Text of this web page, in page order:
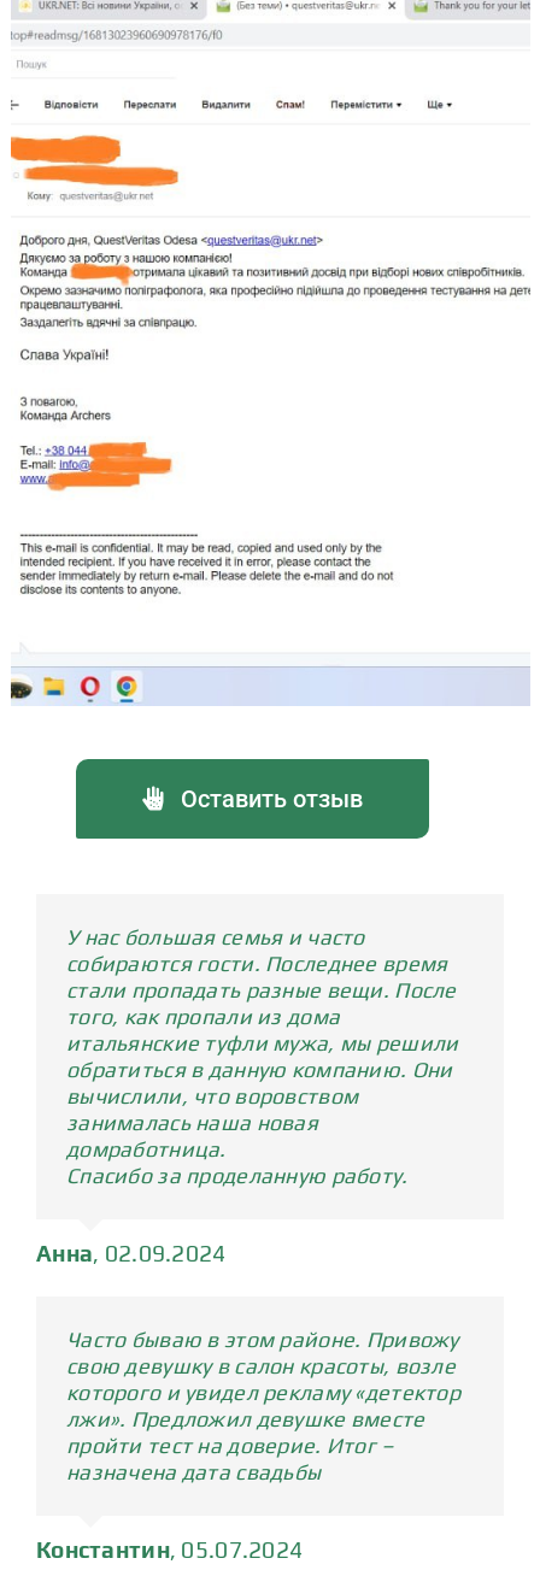
Оставить отзыв
У нас большая семья и часто
собираются гости. Последнее время
стали пропадать разные вещи. После
того, как пропали из дома
итальянские туфли мужа, мы решили
обратиться в данную компанию. Они
вычислили, что воровством
занималась наша новая
домработница.
Спасибо за проделанную работу.
Анна, 02.09.2024
Часто бываю в этом районе. Привожу
свою девушку в салон красоты, возле
которого и увидел рекламу «детектор
лжи». Предложил девушке вместе
пройти тест на доверие. Итог –
назначена дата свадьбы
Константин, 05.07.2024